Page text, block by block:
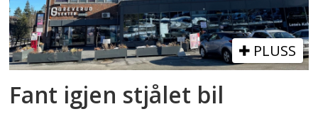
PLUSS
Fant igjen stjålet bil